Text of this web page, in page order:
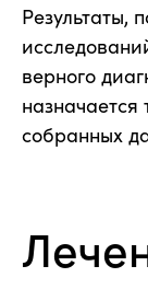
Результаты,
верного
собранных